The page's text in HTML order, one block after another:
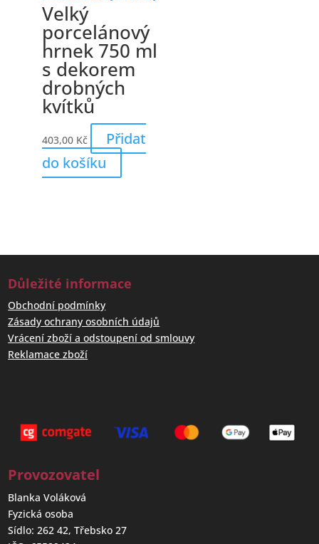
Velký
porcelánový
hrnek 750 ml
s dekorem
drobných
kvítků
403,00 Kč
Přidat
do košíku
Důležité informace
Obchodní podmínky
Zásady ochrany osobních údajů
Vrácení zboží a odstoupení od smlouvy
Reklamace zboží
Provozovatel
Blanka Voláková
Fyzická osoba
Sídlo: 262 42, Třebsko 27